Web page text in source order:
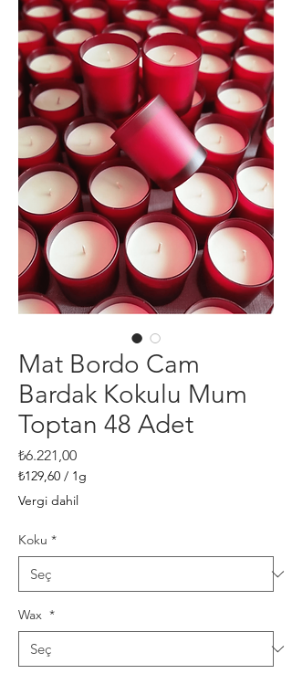
Mat Bordo Cam
Bardak Kokulu Mum
Toptan 48 Adet
₺6.221,00Fiyat
₺129,60 / 1g
1
Gram
₺129,60
Vergi dahil
Koku *
Wax *